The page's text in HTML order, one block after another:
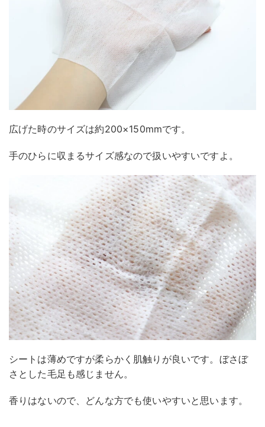
広げた時のサイズは約200×150mmです。
手のひらに収まるサイズ感なので扱いやすいですよ。
シートは薄めですが柔らかく肌触りが良いです。ぼさぼ
さとした毛足も感じません。
香りはないので、どんな方でも使いやすいと思います。